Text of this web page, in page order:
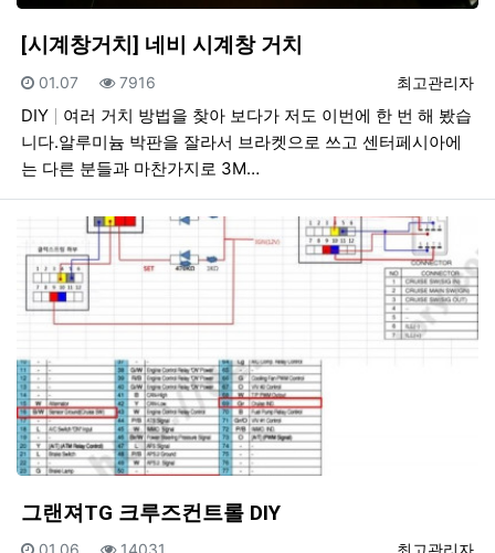
[시계창거치] 네비 시계창 거치
등록자
최고관리자
등록일
01.07 조회
7916
DIY
여러 거치 방법을 찾아 보다가 저도 이번에 한 번 해 봤습
니다.알루미늄 박판을 잘라서 브라켓으로 쓰고 센터페시아에
는 다른 분들과 마찬가지로 3M…
그랜져TG 크루즈컨트롤 DIY
등록자
최고관리자
등록일
01.06 조회
14031